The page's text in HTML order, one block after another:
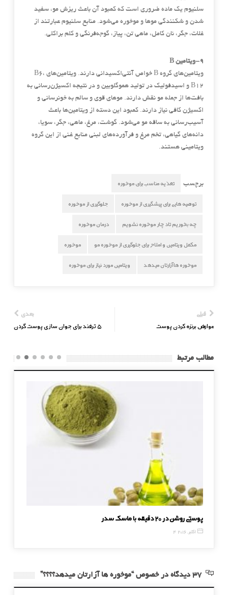
سلنیوم یک ماده ضروری است که کمبود آن باعث ریزش مو، سفید
شدن و شکنندگی موها و موخوره می‌شود. منابع سلنیوم عبارتند از
غلات، جگر، نان کامل، ماهی تن، پیاز، گوجه‌فرنگی و کلم براکلی.
۹-ویتامین B
ویتامین‌های گروه B خواص آنتی‌اکسیدانی دارند. ویتامین‌های B۶،
B۱۲ و اسید‌فولیک در تولید هموگلوبین و در نتیجه اکسیژن‌رسانی به
بافت‌ها از جمله مو نقش دارند. موهای قوی و سالم به خونرسانی و
اکسیژن کافی نیاز دارند. کمبود این دسته از ویتامین‌ها باعث
آسیب‌رسانی به ساقه مو می‌شود. گوشت، مرغ، ماهی، جگر، سویا،
دانه‌های گیاهی، تخم مرغ و فرآورده‌های لبنی منابع غنی از این گروه
ویتامینی هستند.
برچسب تغذیه مناسب برای موخوره
توصیه هایی برای پیشگیری از موخوره جلوگیری از موخوره
چه بخوریم تاد چار موخوره نشویم درمان موخوره
مکمل ویتامین و املاح برای جلوگیری از موخوره مو موخوره
موخوره ها آزارتان میدهد ویتامین مورد نیاز برای موخوره
قبلی
عوارض برنزه کردن پوست
بعدی
۵ ترفند برای جوان سازی پوست گردن
مطالب مرتبط
پوستی روشن در 20 دقیقه با ماسک سدر
4 اکتبر, 2016
37 دیدگاه در خصوص “موخوره ها آزارتان میدهد؟؟؟؟”